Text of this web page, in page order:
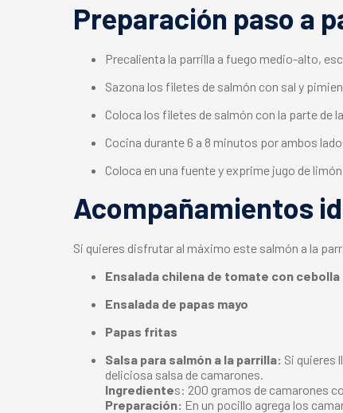
Preparación paso a
Precalienta la parrilla a fuego medio-alto,
Sazona los filetes de salmón con sal y
Coloca los filetes de salmón con la parte de
Cocina durante 6 a 8 minutos por ambos
Coloca en una fuente y exprime jugo de
Acompañamientos
Si quieres disfrutar al máximo este salmón a la
Ensalada chilena de tomate con cebolla
Ensalada de papas mayo
Papas fritas
Salsa para salmón a la parrilla: Si quieres
deliciosa salsa de camarones.
Ingredientes: 200 gramos de camarones
Preparación: En un pocillo agrega los